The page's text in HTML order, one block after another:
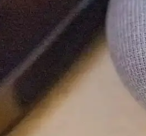
Ev Hub'ında Abonelik
akıllı ev hub'ını yıllık abonelikle
Apple Intelligence Teknolojisi:
iPad 12 ve Apple Intelligence
ve HomeKit: Siri'nin
ve HomeKit ekosistemi, gizlilik
Akıllı Ev Sistemlerinde